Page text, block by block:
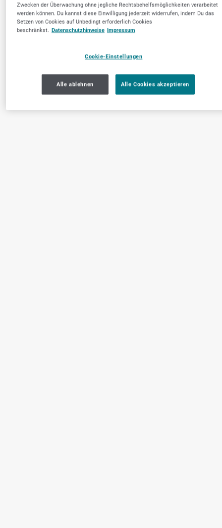
Zwecken der Überwachung ohne jegliche Rechtsbehelfsmöglichkeiten verarbeitet
werden können. Du kannst diese Einwilligung jederzeit widerrufen, indem Du das
Setzen von Cookies auf Unbedingt erforderlich Cookies
beschränkst. Datenschutzhinweise Impressum
Cookie-Einstellungen
Alle ablehnen Alle Cookies akzeptieren